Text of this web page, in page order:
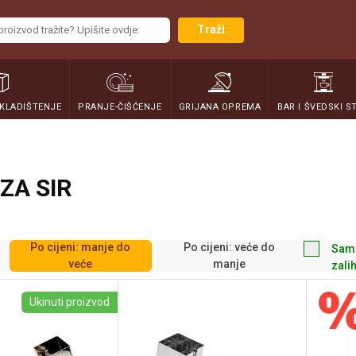
Traži
PRANJE-ČIŠĆENJE GRIJANA OPREMA BAR I ŠVEDSKI
SIR
Po cijeni: manje do
veće
Po cijeni: veće do
manje
Ukinuti proizvod